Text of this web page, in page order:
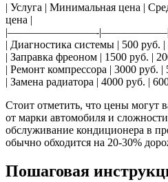
| Услуга | Минимальная цена |
цена |
|————————-
| Диагностика системы | 500 руб.
| Заправка фреоном | 1500 руб. |
| Ремонт компрессора | 3000 руб. |
| Замена радиатора | 4000 руб. |
Стоит отметить, что цены могут
от марки автомобиля и
обслуживание кондиционера в
обычно обходится на 20-30%
Пошаговая